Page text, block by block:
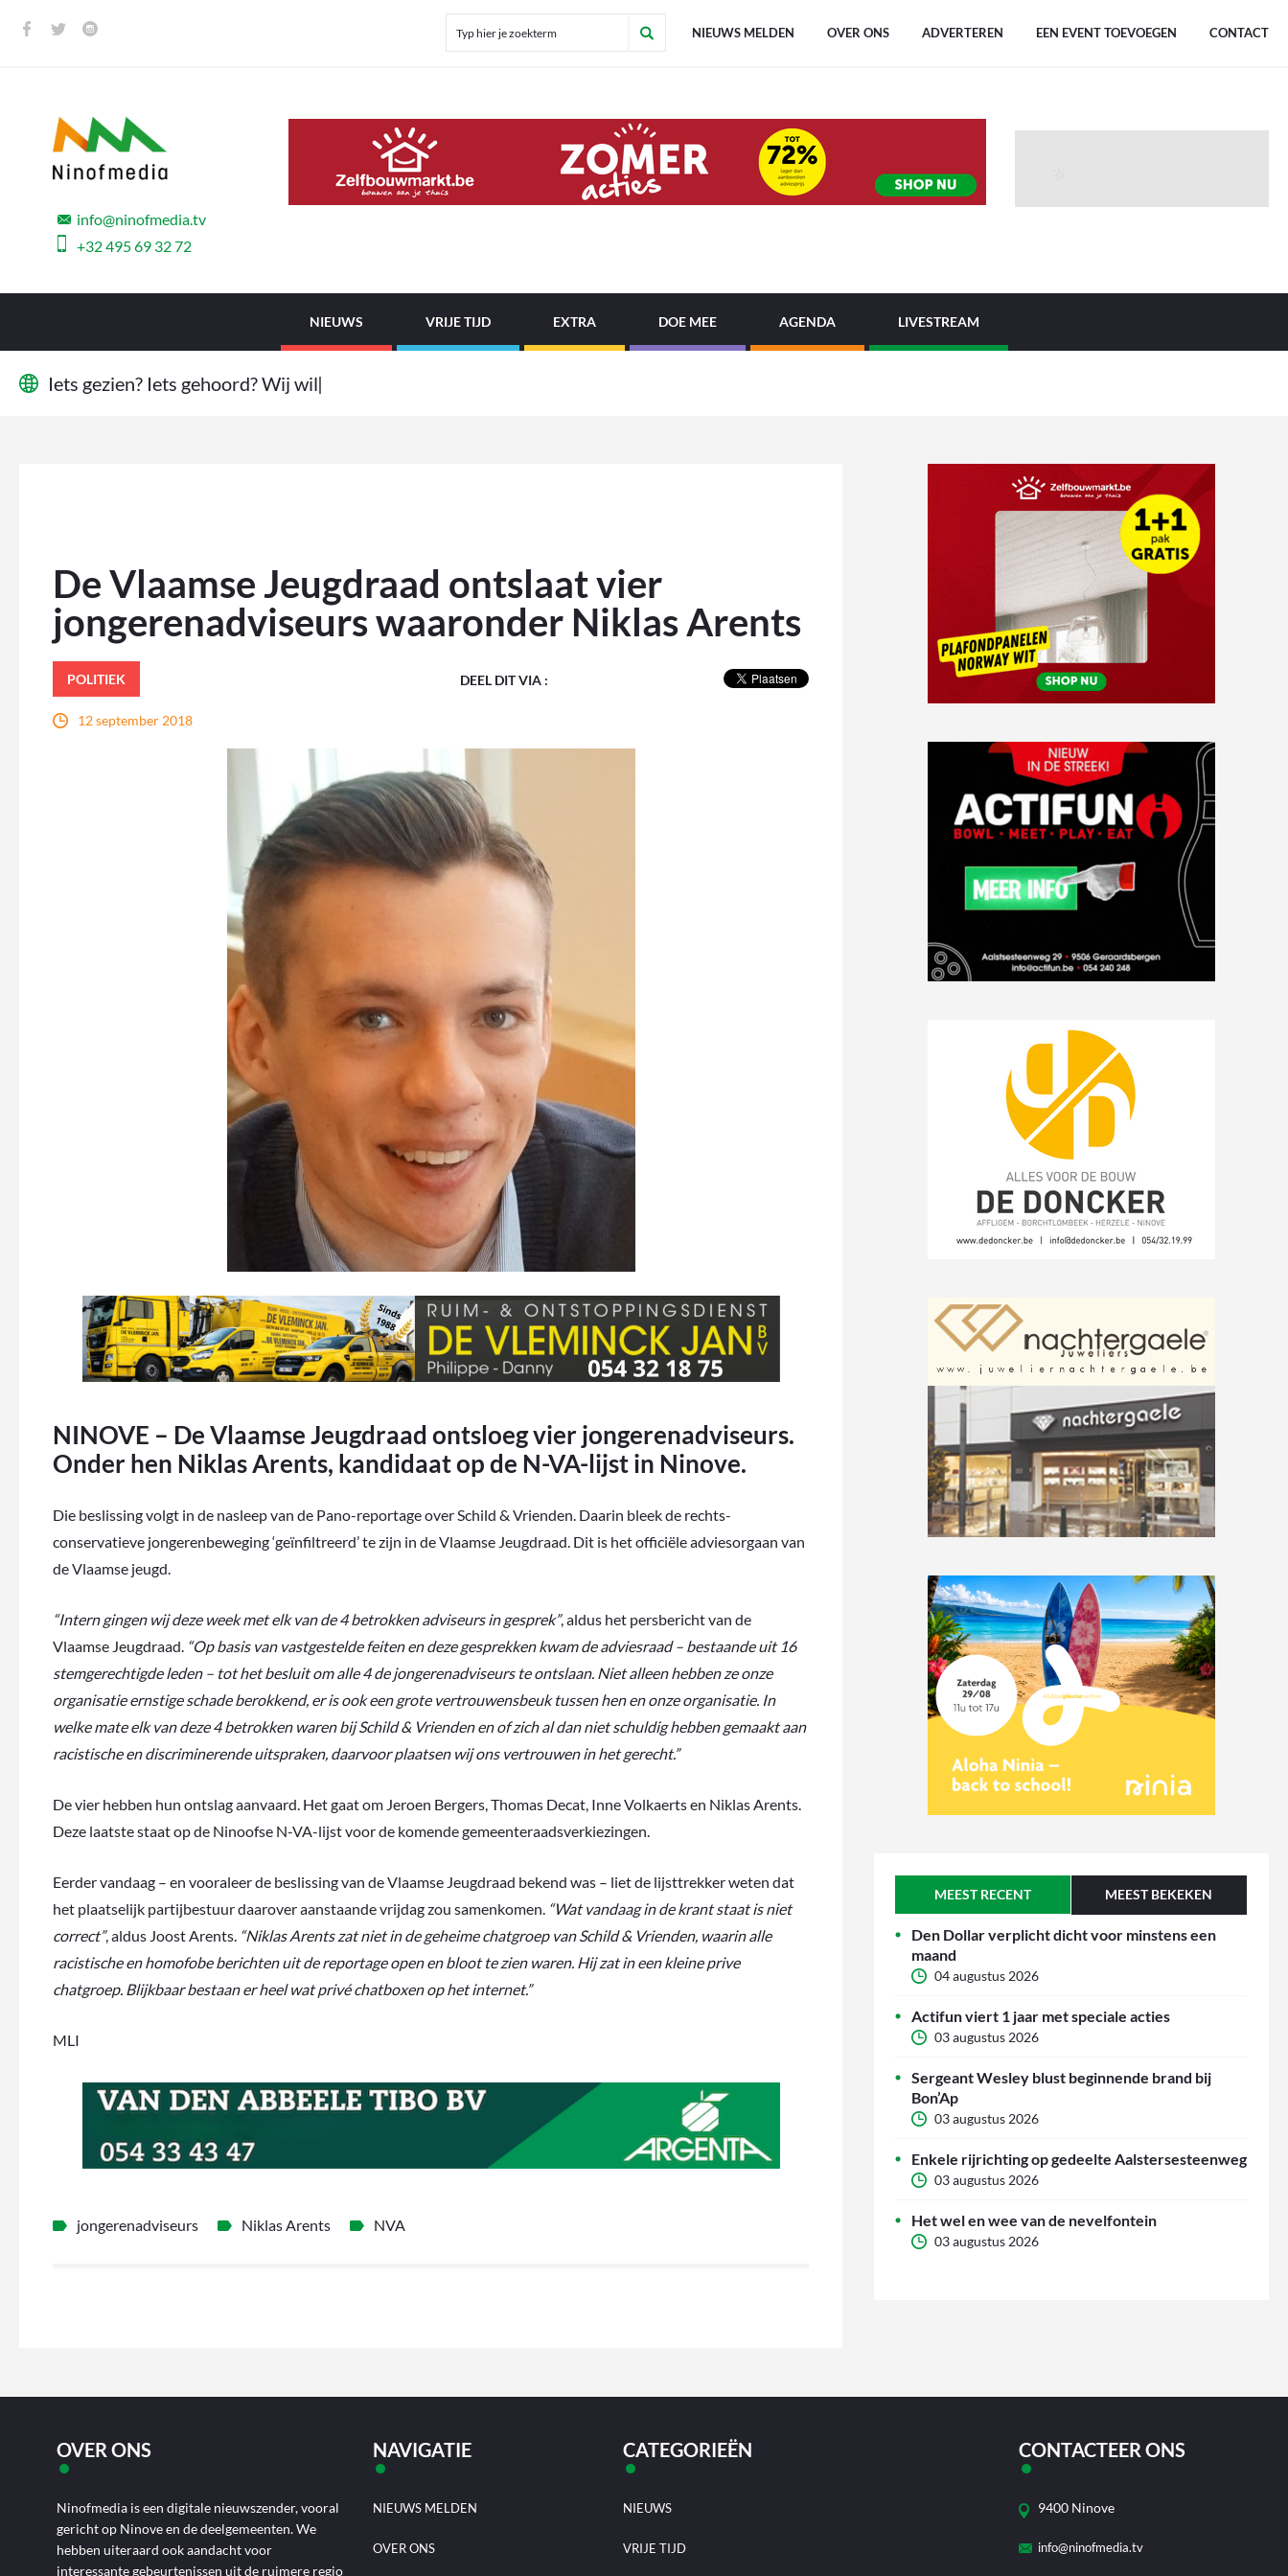
NIEUWS MELDEN OVER ONS ADVERTEREN EEN EVENT TOEVOEGEN CONTACT
info@ninofmedia.tv
+32 495 69 32 72
NIEUWS VRIJE TIJD EXTRA DOE MEE AGENDA LIVESTREAM
Iets gezien? Iets gehoord?Wij will
De Vlaamse Jeugdraad ontslaat vier
jongerenadviseurs waaronder Niklas Arents
POLITIEK
12 september 2018
DEEL DIT VIA :
NINOVE – De Vlaamse Jeugdraad ontsloeg vier jongerenadviseurs.
Onder hen Niklas Arents, kandidaat op de N-VA-lijst in Ninove.
Die beslissing volgt in de nasleep van de Pano-reportage over Schild & Vrienden. Daarin bleek de rechts-
conservatieve jongerenbeweging ‘geïnfiltreerd’ te zijn in de Vlaamse Jeugdraad. Dit is het officiële adviesorgaan van
de Vlaamse jeugd.
“Intern gingen wij deze week met elk van de 4 betrokken adviseurs in gesprek”, aldus het persbericht van de
Vlaamse Jeugdraad. “Op basis van vastgestelde feiten en deze gesprekken kwam de adviesraad – bestaande uit 16
stemgerechtigde leden – tot het besluit om alle 4 de jongerenadviseurs te ontslaan. Niet alleen hebben ze onze
organisatie ernstige schade berokkend, er is ook een grote vertrouwensbeuk tussen hen en onze organisatie. In
welke mate elk van deze 4 betrokken waren bij Schild & Vrienden en of zich al dan niet schuldig hebben gemaakt aan
racistische en discriminerende uitspraken, daarvoor plaatsen wij ons vertrouwen in het gerecht.”
De vier hebben hun ontslag aanvaard. Het gaat om Jeroen Bergers, Thomas Decat, Inne Volkaerts en Niklas Arents.
Deze laatste staat op de Ninoofse N-VA-lijst voor de komende gemeenteraadsverkiezingen.
Eerder vandaag – en vooraleer de beslissing van de Vlaamse Jeugdraad bekend was – liet de lijsttrekker weten dat
het plaatselijk partijbestuur daarover aanstaande vrijdag zou samenkomen. “Wat vandaag in de krant staat is niet
correct”, aldus Joost Arents. “Niklas Arents zat niet in de geheime chatgroep van Schild & Vrienden, waarin alle
racistische en homofobe berichten uit de reportage open en bloot te zien waren. Hij zat in een kleine prive
chatgroep. Blijkbaar bestaan er heel wat privé chatboxen op het internet.”
MLI
jongerenadviseurs Niklas Arents NVA
MEEST RECENT MEEST BEKEKEN
Den Dollar verplicht dicht voor minstens een
maand
04 augustus 2026
Actifun viert 1 jaar met speciale acties
03 augustus 2026
Sergeant Wesley blust beginnende brand bij
Bon’Ap
03 augustus 2026
Enkele rijrichting op gedeelte Aalstersesteenweg
03 augustus 2026
Het wel en wee van de nevelfontein
03 augustus 2026
OVER ONS
Ninofmedia is een digitale nieuwszender, vooral
gericht op Ninove en de deelgemeenten. We
hebben uiteraard ook aandacht voor
interessante gebeurtenissen uit de ruimere regio
NAVIGATIE
NIEUWS MELDEN
OVER ONS
CATEGORIEËN
NIEUWS
VRIJE TIJD
CONTACTEER ONS
9400 Ninove
info@ninofmedia.tv